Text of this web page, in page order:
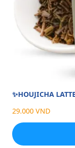
✨HOUJICHA
29.000 VND